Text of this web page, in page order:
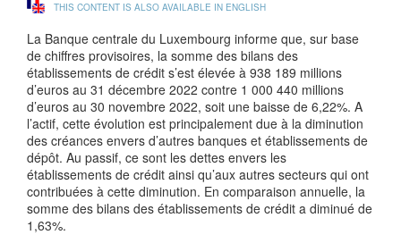
THIS CONTENT IS ALSO AVAILABLE IN ENGLISH
La Banque centrale du Luxembourg informe que, sur base
de chiffres provisoires, la somme des bilans des
établissements de crédit s’est élevée à 938 189 millions
d’euros au 31 décembre 2022 contre 1 000 440 millions
d’euros au 30 novembre 2022, soit une baisse de 6,22%. A
l’actif, cette évolution est principalement due à la diminution
des créances envers d’autres banques et établissements de
dépôt. Au passif, ce sont les dettes envers les
établissements de crédit ainsi qu’aux autres secteurs qui ont
contribuées à cette diminution. En comparaison annuelle, la
somme des bilans des établissements de crédit a diminué de
1,63%.